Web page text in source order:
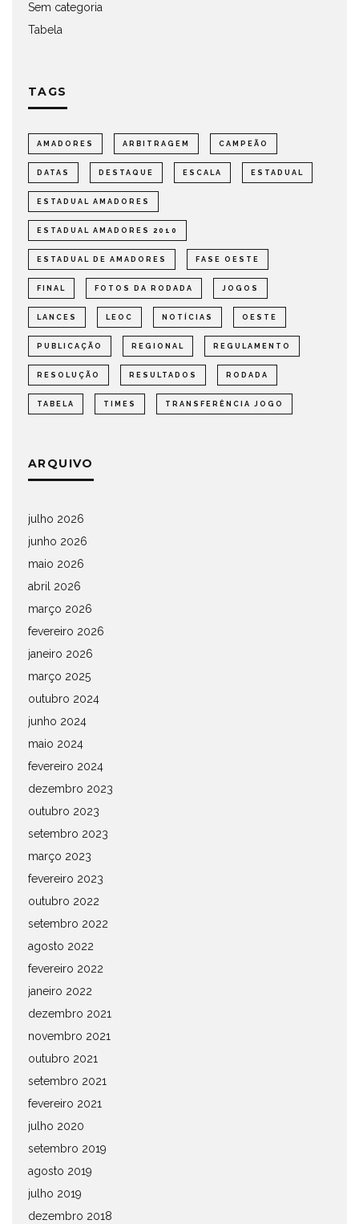
Sem categoria
Tabela
TAGS
AMADORES ARBITRAGEM CAMPEÃO
DATAS DESTAQUE ESCALA ESTADUAL
ESTADUAL AMADORES
ESTADUAL AMADORES 2010
ESTADUAL DE AMADORES FASE OESTE
FINAL FOTOS DA RODADA JOGOS
LANCES LEOC NOTÍCIAS OESTE
PUBLICAÇÃO REGIONAL REGULAMENTO
RESOLUÇÃO RESULTADOS RODADA
TABELA TIMES TRANSFERÊNCIA JOGO
ARQUIVO
julho 2026
junho 2026
maio 2026
abril 2026
março 2026
fevereiro 2026
janeiro 2026
março 2025
outubro 2024
junho 2024
maio 2024
fevereiro 2024
dezembro 2023
outubro 2023
setembro 2023
março 2023
fevereiro 2023
outubro 2022
setembro 2022
agosto 2022
fevereiro 2022
janeiro 2022
dezembro 2021
novembro 2021
outubro 2021
setembro 2021
fevereiro 2021
julho 2020
setembro 2019
agosto 2019
julho 2019
dezembro 2018